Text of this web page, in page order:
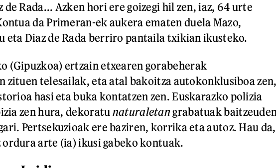
de Rada... Azken hori ere goizegi hil zen, iaz, 64 urte
da Primeran-ek aukera ematen duela Mazo,
eta Diaz de Rada berriro pantaila txikian ikusteko.
(Gipuzkoa) ertzain etxearen gorabeherak
zituen telesailak, eta atal bakoitza autokonklusiboa
hasi eta buka kontatzen zen. Euskarazko polizia
zen hura, dekoratu naturaletangrabatuak
Pertsekuzioak ere baziren, korrika eta autoz. Hau da,
ordura arte (ia) ikusi gabeko kontuak.